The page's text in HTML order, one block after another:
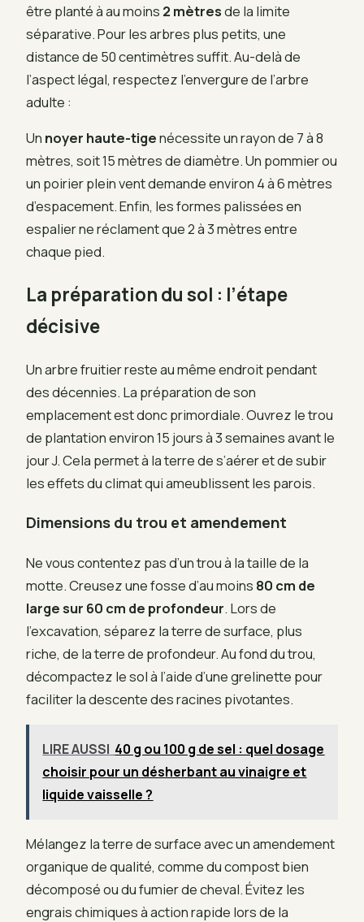
être planté à au moins 2 mètresde la limite
séparative. Pour les arbres plus petits, une
distance de 50 centimètres suffit. Au-delà de
l’aspect légal, respectez l’envergure de l’arbre
adulte :
Un noyer haute-tigenécessite un rayon de 7 à 8
mètres, soit 15 mètres de diamètre. Un pommier ou
un poirier plein vent demande environ 4 à 6 mètres
d’espacement. Enfin, les formes palissées en
espalier ne réclament que 2 à 3 mètres entre
chaque pied.
La préparation du sol : l’étape
décisive
Un arbre fruitier reste au même endroit pendant
des décennies. La préparation de son
emplacement est donc primordiale. Ouvrez le trou
de plantation environ 15 jours à 3 semaines avant le
jour J. Cela permet à la terre de s’aérer et de subir
les effets du climat qui ameublissent les parois.
Dimensions du trou et amendement
Ne vous contentez pas d’un trou à la taille de la
motte. Creusez une fosse d’au moins 80 cm de
large sur 60 cm de profondeur. Lors de
l’excavation, séparez la terre de surface, plus
riche, de la terre de profondeur. Au fond du trou,
décompactez le sol à l’aide d’une grelinette pour
faciliter la descente des racines pivotantes.
LIRE AUSSI 40 g ou 100 g de sel : quel dosage
choisir pour un désherbant au vinaigre et
liquide vaisselle ?
Mélangez la terre de surface avec un amendement
organique de qualité, comme du compost bien
décomposé ou du fumier de cheval. Évitez les
engrais chimiques à action rapide lors de la